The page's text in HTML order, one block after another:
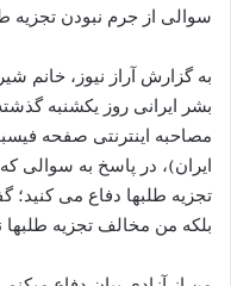
سوالی از جرم نبودن
به گزارش آراز نیوز، خانم
مصاحبه اینترنتی صفحه
ایران)، در پاسخ به سوالی
تجزیه طلبها دفاع می کنید؛
بلکه من مخالف تجزیه طلبها